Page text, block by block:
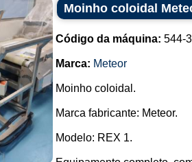
Moinho coloidal
Código da máquina: 544-
Marca: Meteor
Moinho coloidal.
Marca fabricante: Meteor.
Modelo: REX 1.